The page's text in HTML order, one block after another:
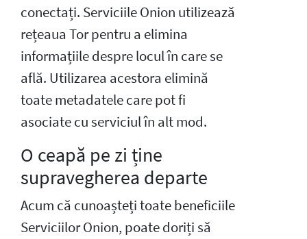
conectați. Serviciile Onion utilizează
rețeaua Tor pentru a elimina
informațiile despre locul în care se
află. Utilizarea acestora elimină
toate metadatele care pot fi
asociate cu serviciul în alt mod.
O ceapă pe zi ține
supravegherea departe
Acum că cunoașteți toate beneficiile
Serviciilor Onion, poate doriți să